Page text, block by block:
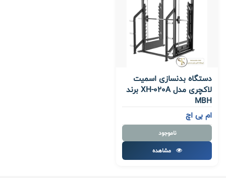
دستگاه بدنسازی اسمیت
لاکچری مدل XH-020A برند
MBH
ام بی اچ
ناموجود
مشاهده